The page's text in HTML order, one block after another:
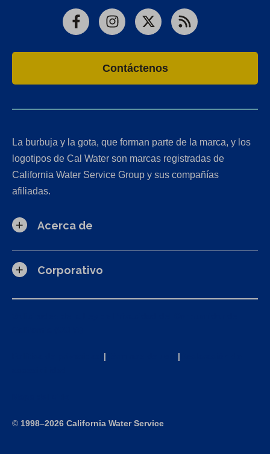
FacebookInstagram
X RSS
Contáctenos
La burbuja y la gota, que forman parte de la marca, y los
logotipos de Cal Water son marcas registradas de
California Water Service Group y sus compañías
afiliadas.
Acerca de
Corporativo
| |
© 1998–2026 California Water Service